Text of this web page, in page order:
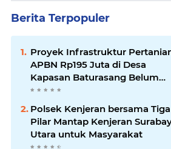
Berita Terpopuler
Proyek Infrastruktur
APBN Rp195 Juta di Desa
Kapasan Baturasang Belum
Temui Titik Terang, Warga
Polsek Kenjeran bersama Tiga
Pilar Mantap Kenjeran
Utara untuk Masyarakat